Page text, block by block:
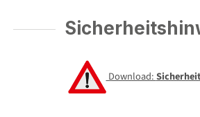
Download: